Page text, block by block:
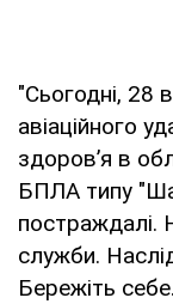
"Сьогодні, 28
авіаційного
здоров’я в
БПЛА типу
постраждалі.
служби.
Бережіть